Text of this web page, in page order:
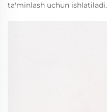
ta'minlash uchun ishlatiladi.